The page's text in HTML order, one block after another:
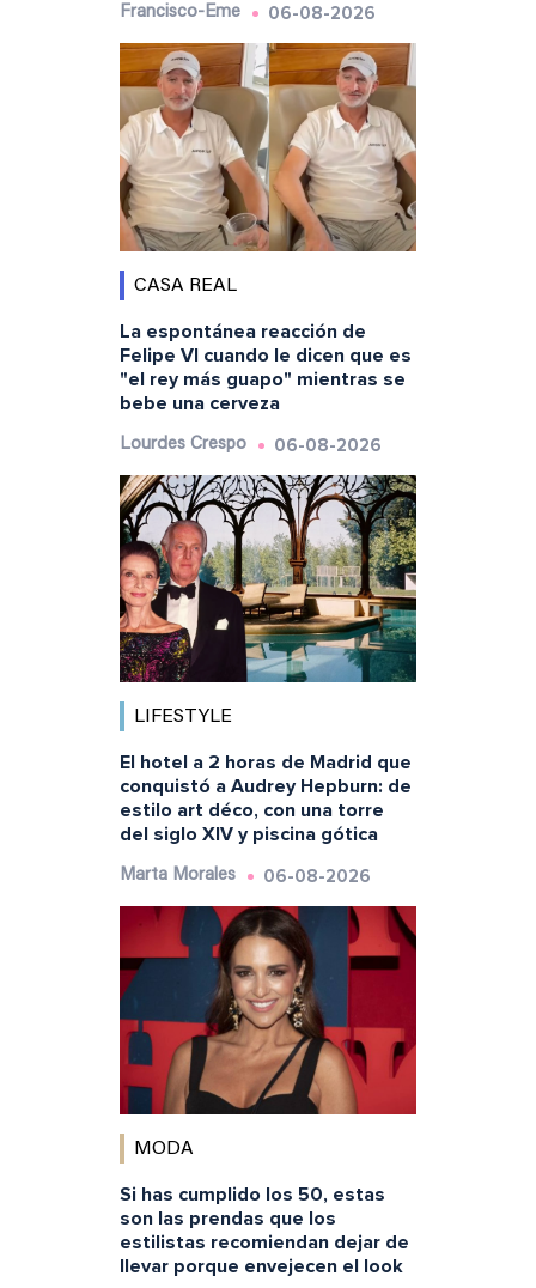
Francisco-Eme 06-08-2026
CASA REAL
La espontánea reacción de
Felipe VI cuando le dicen que es
"el rey más guapo" mientras se
bebe una cerveza
Lourdes Crespo 06-08-2026
LIFESTYLE
El hotel a 2 horas de Madrid que
conquistó a Audrey Hepburn: de
estilo art déco, con una torre
del siglo XIV y piscina gótica
Marta Morales 06-08-2026
MODA
Si has cumplido los 50, estas
son las prendas que los
estilistas recomiendan dejar de
llevar porque envejecen el look